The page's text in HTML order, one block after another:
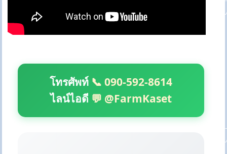
โทรศัพท์ 📞 090-592-8614
ไลน์ไอดี 💬 @FarmKaset